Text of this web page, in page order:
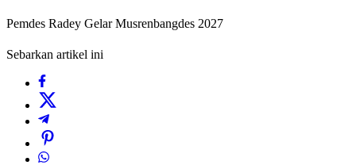
Pemdes Radey Gelar Musrenbangdes 2027
Sebarkan artikel ini